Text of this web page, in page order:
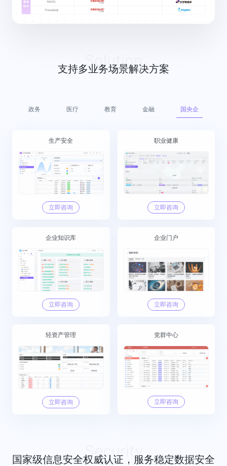
Solution
支持多业务场景解决方案
政务 医疗 教育 金融 国央企
客户管理
立即咨询
数据大屏
立即咨询
项目管理
立即咨询
营销管理
立即咨询
绩效排名
立即咨询
业务平台
立即咨询
生产安全
立即咨询
职业健康
立即咨询
企业知识库
立即咨询
企业门户
立即咨询
轻资产管理
立即咨询
党群中心
立即咨询
Security
国家级信息安全权威认证，服务稳定数据安全